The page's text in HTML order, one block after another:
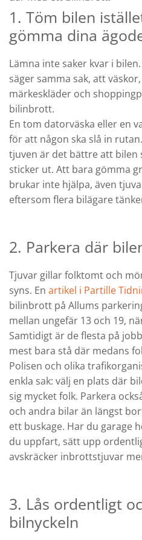
1. Töm bilen
gömma dina
Lämna inte saker kvar i
säger samma sak, att
märkeskläder och
bilinbrott.
En tom datorväska eller en
för att någon ska slå in
tjuven är det bättre att bilen
sticker ut. Att bara gömma
brukar inte hjälpa, även
eftersom flera bilägare
2. Parkera där
Tjuvar gillar folktomt och
syns. En artikel i Partille
bilinbrott på Allums
mellan ungefär 13 och 19,
Samtidigt är de flesta på
mest bara stå där medans
Polisen och olika
enkla sak: välj en plats där
sig mycket folk. Parkera
och andra bilar än längst
ett buskage. Har du garage
du uppfart, sätt upp
avskräcker inbrottstjuvar
3. Lås ordentligt
bilnyckeln